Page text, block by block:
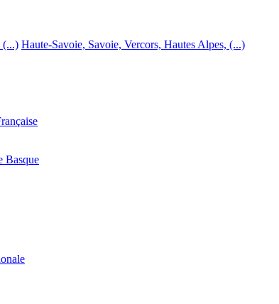
(...) Haute-Savoie, Savoie, Vercors, Hautes Alpes, (...)
Basque